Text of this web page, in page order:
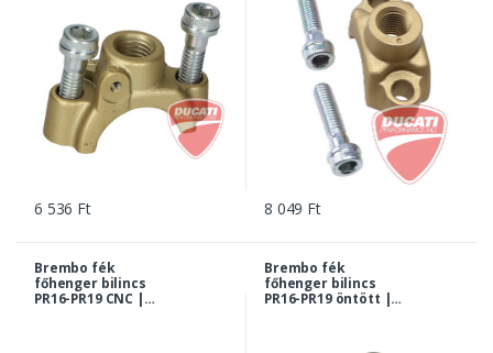
6 536 Ft 8 049 Ft
Brembo fék
főhenger bilincs
PR16-PR19 CNC |
Brembo fék
főhenger bilincs
PR16-PR19 öntött |